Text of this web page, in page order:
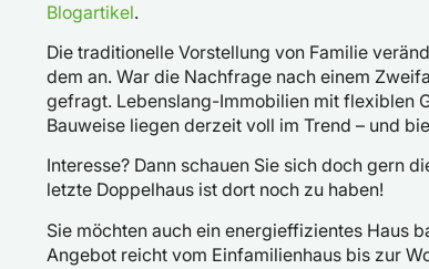
Blogartikel.
Die traditionelle Vorstellung von Familie
dem an. War die Nachfrage nach einem
gefragt. Lebenslang-Immobilien mit flexiblen
Bauweise liegen derzeit voll im Trend – und
Interesse? Dann schauen Sie sich doch gern
letzte Doppelhaus ist dort noch zu haben!
Sie möchten auch ein energieffizientes Haus
Angebot reicht vom Einfamilienhaus bis zur